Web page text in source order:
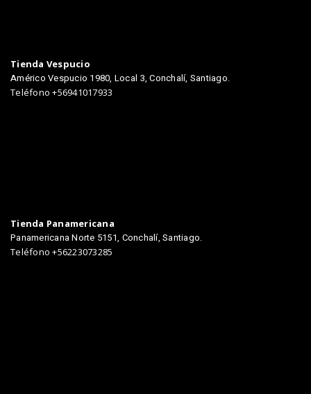
Tienda Vespucio
Américo Vespucio 1980, Local 3, Conchalí, Santiago.
Teléfono +56941017933
Tienda Panamericana
Panamericana Norte 5151, Conchalí, Santiago.
Teléfono +56223073285